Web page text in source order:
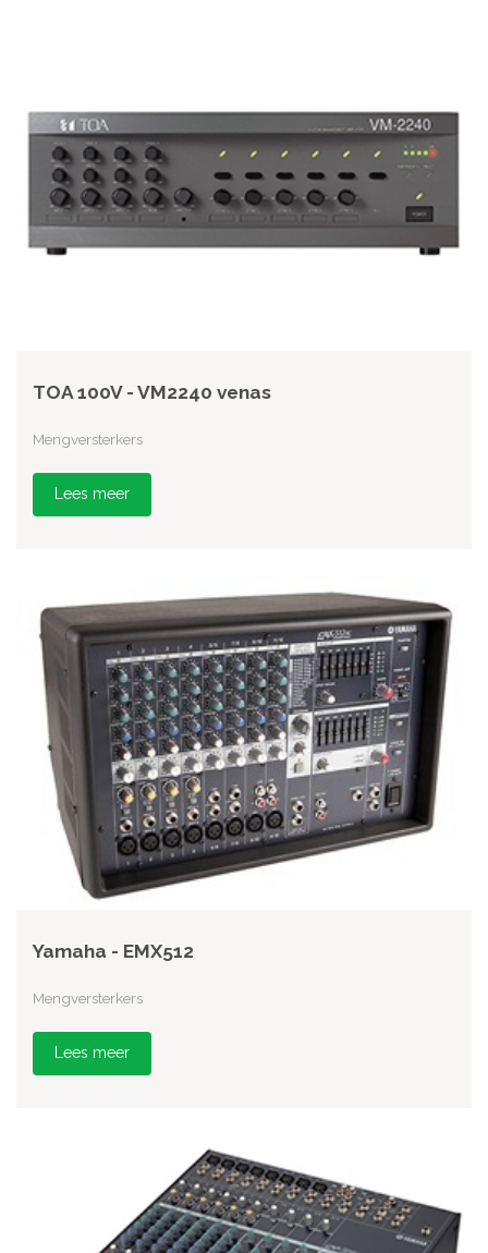
TOA 100V - VM2240 venas
Mengversterkers
Lees meer
Yamaha - EMX512
Mengversterkers
Lees meer